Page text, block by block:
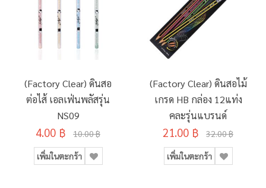
(Factory Clear) ดินสอ
ต่อไส้ เอลเฟ่นพลัสรุ่น
NS09
4.00 ฿ 10.00 ฿
เพิ่มในตะกร้า
(Factory Clear) ดินสอไม้
เกรด HB กล่อง 12แท่ง
คละรุ่นแบรนด์
21.00 ฿ 32.00 ฿
เพิ่มในตะกร้า